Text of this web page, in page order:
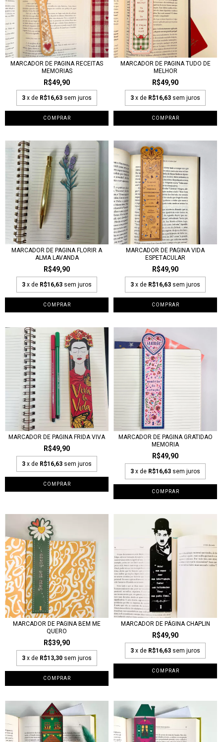
MARCADOR DE PAGINA RECEITAS
MEMORIAS
R$49,90
3 x de R$16,63 sem juros
MARCADOR DE PAGINA TUDO DE
MELHOR
R$49,90
3 x de R$16,63 sem juros
MARCADOR DE PAGINA FLORIR A
ALMA LAVANDA
R$49,90
3 x de R$16,63 sem juros
MARCADOR DE PAGINA VIDA
ESPETACULAR
R$49,90
3 x de R$16,63 sem juros
MARCADOR DE PAGINA FRIDA VIVA
R$49,90
3 x de R$16,63 sem juros
MARCADOR DE PAGINA GRATIDAO
MEMORIA
R$49,90
3 x de R$16,63 sem juros
MARCADOR DE PAGINA BEM ME
QUERO
R$39,90
3 x de R$13,30 sem juros
MARCADOR DE PÁGINA CHAPLIN
R$49,90
3 x de R$16,63 sem juros